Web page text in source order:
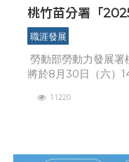
桃竹苗分署「
30日華山登場
職涯發展
勞動部勞動力發展署
將於8月30日（六）
禮」。集結14個新銳
11220